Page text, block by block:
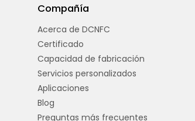
Compañía
Acerca de DCNFC
Certificado
Capacidad de fabricación
Servicios personalizados
Aplicaciones
Blog
Preguntas más frecuentes